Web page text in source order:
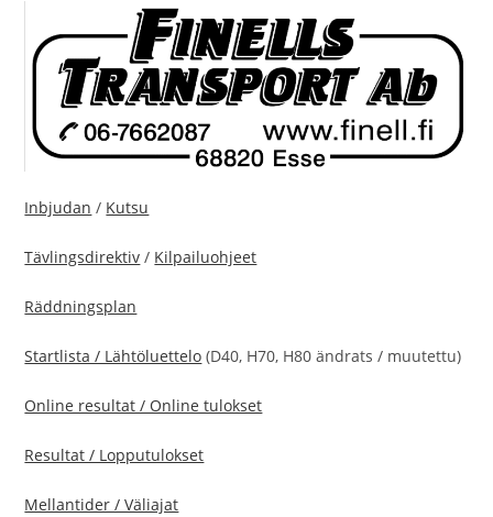
Inbjudan / Kutsu
Tävlingsdirektiv / Kilpailuohjeet
Räddningsplan
Startlista / Lähtöluettelo (D40, H70, H80 ändrats / muutettu)
Online resultat / Online tulokset
Resultat / Lopputulokset
Mellantider / Väliajat